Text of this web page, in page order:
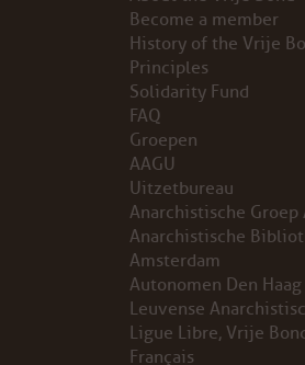
VB FRIESLAND
VB WEST-FRIESLAND
ZWARTE MUGGEN
WERKGROEP ARBEID
WERKGROEP PROPAGANDA
CAMPAGNES
Become a member
History of the Vrije
Principles
Solidarity Fund
FAQ
Groepen
AAGU
Uitzetbureau
Anarchistische Groep
Anarchistische
Amsterdam
Autonomen Den Haag
Leuvense
Ligue Libre, Vrije
Français